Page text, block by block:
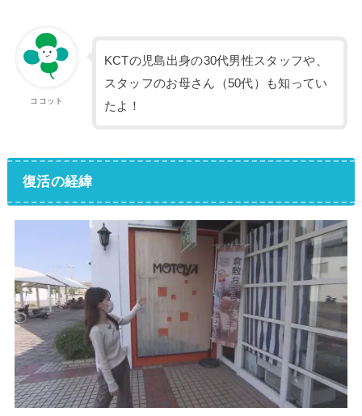
ココット
KCTの児島出身の30代男性スタッフや、
スタッフのお母さん（50代）も知ってい
たよ！
復活の経緯